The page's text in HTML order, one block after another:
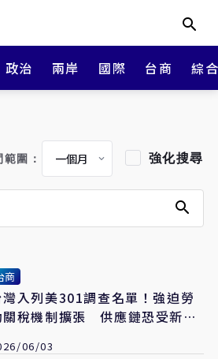
政治 兩岸 國際 台商 綜
範圍： 強化搜尋
商
灣入列美301調查名單！強迫勞
關稅機制擴張 供應鏈恐受新一
06/03